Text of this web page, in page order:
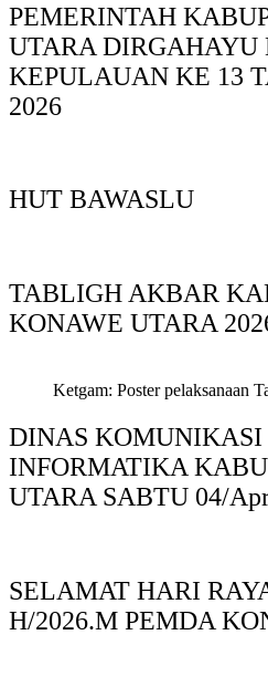
PEMERINTAH
UTARA DIRGAHAYU
KEPULAUAN KE 13
2026
HUT BAWASLU
TABLIGH AKBAR
KONAWE UTARA
Ketgam: Poster pelaksanaan
DINAS
INFORMATIKA
UTARA SABTU 04/
SELAMAT HARI
H/2026.M PEMDA